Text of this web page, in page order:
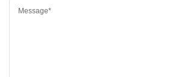
Message*